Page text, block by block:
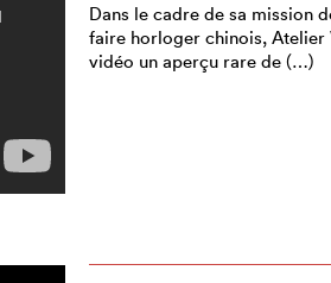
Dans le cadre de sa mission
faire horloger chinois, Atelier
vidéo un aperçu rare de (…)